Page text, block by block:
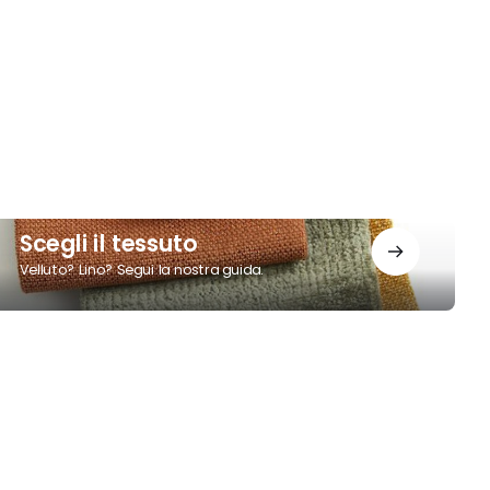
Scegli il tessuto
Velluto? Lino? Segui la nostra guida.